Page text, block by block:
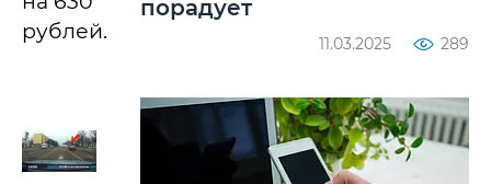
рублей.
порадует
11.03.2025 289